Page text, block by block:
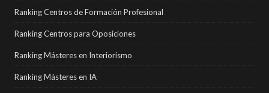
Ranking Centros de Formación Profesional
Ranking Centros para Oposiciones
Ranking Másteres en Interiorismo
Ranking Másteres en IA